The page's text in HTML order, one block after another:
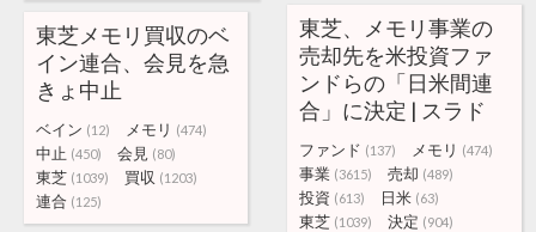
東芝、メモリ事業の
売却先を米投資ファ
ンドらの「日米間連
合」に決定 | スラド
ファンド (137) メモリ (474)
事業 (3615) 売却 (489)
投資 (613) 日米 (63)
東芝 (1039) 決定 (904)
東芝メモリ買収のベ
イン連合、会見を急
きょ中止
ベイン (12) メモリ (474)
中止 (450) 会見 (80)
東芝 (1039) 買収 (1203)
連合 (125)